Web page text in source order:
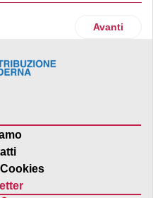
di Collier e Hines
Articolo
Avanti